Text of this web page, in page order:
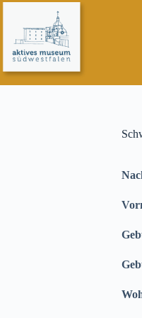
Zum
springen